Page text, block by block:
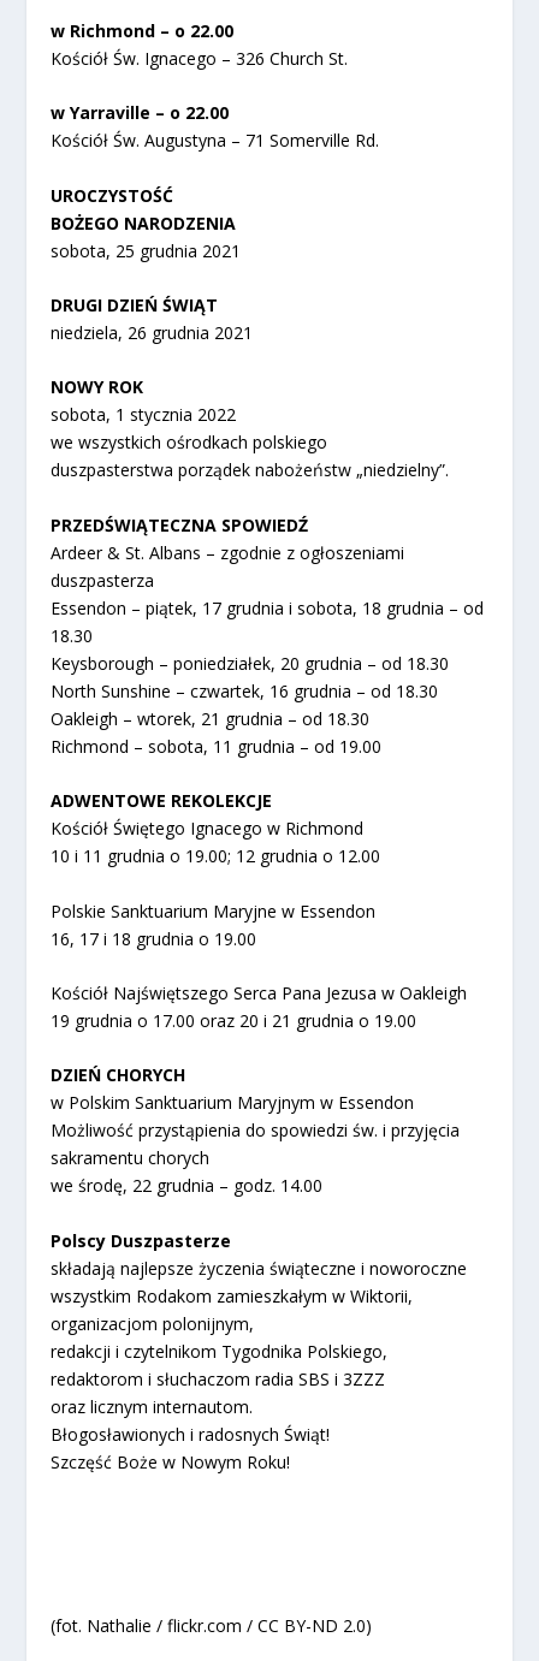
w Richmond – o 22.00
Kościół Św. Ignacego – 326 Church St.
w Yarraville – o 22.00
Kościół Św. Augustyna – 71 Somerville Rd.
UROCZYSTOŚĆ
BOŻEGO NARODZENIA
sobota, 25 grudnia 2021
DRUGI DZIEŃ ŚWIĄT
niedziela, 26 grudnia 2021
NOWY ROK
sobota, 1 stycznia 2022
we wszystkich ośrodkach polskiego
duszpasterstwa porządek nabożeństw „niedzielny”.
PRZEDŚWIĄTECZNA SPOWIEDŹ
Ardeer & St. Albans – zgodnie z ogłoszeniami
duszpasterza
Essendon – piątek, 17 grudnia i sobota, 18 grudnia – od
18.30
Keysborough – poniedziałek, 20 grudnia – od 18.30
North Sunshine – czwartek, 16 grudnia – od 18.30
Oakleigh – wtorek, 21 grudnia – od 18.30
Richmond – sobota, 11 grudnia – od 19.00
ADWENTOWE REKOLEKCJE
Kościół Świętego Ignacego w Richmond
10 i 11 grudnia o 19.00; 12 grudnia o 12.00
Polskie Sanktuarium Maryjne w Essendon
16, 17 i 18 grudnia o 19.00
Kościół Najświętszego Serca Pana Jezusa w Oakleigh
19 grudnia o 17.00 oraz 20 i 21 grudnia o 19.00
DZIEŃ CHORYCH
w Polskim Sanktuarium Maryjnym w Essendon
Możliwość przystąpienia do spowiedzi św. i przyjęcia
sakramentu chorych
we środę, 22 grudnia – godz. 14.00
Polscy Duszpasterze
składają najlepsze życzenia świąteczne i noworoczne
wszystkim Rodakom zamieszkałym w Wiktorii,
organizacjom polonijnym,
redakcji i czytelnikom Tygodnika Polskiego,
redaktorom i słuchaczom radia SBS i 3ZZZ
oraz licznym internautom.
Błogosławionych i radosnych Świąt!
Szczęść Boże w Nowym Roku!
(fot. Nathalie / flickr.com / CC BY-ND 2.0)